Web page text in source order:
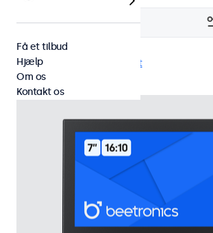
Filter (23)
RCA Fjern alt
Få et tilbud
Hjælp
Om os
Kontakt os